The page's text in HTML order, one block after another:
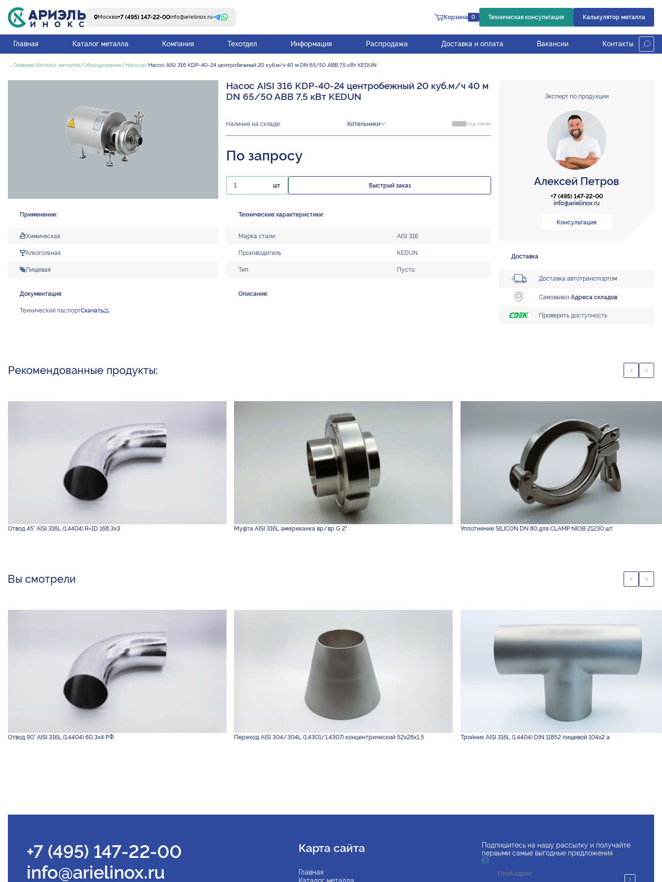
Москва+7 (495) 147-22-00info@arielinox.ru Корзина 0 Техническая консультация Калькулятор металла
Главная Каталог металла Компания Техотдел Информация Распродажа Доставка и оплата Вакансии Контакты
... Главная Каталог металла Оборудование Насосы Насос AISI 316 KDP-40-24 центробежный 20 куб.м/ч 40 м DN 65/50 ABB 7,5 кВт KEDUN
Насос AISI 316 KDP-40-24 центробежный 20 куб.м/ч 40 м
DN 65/50 ABB 7,5 кВт KEDUN
Наличие на складе: Котельники под заказ
По запросу
шт Быстрый заказ
Применение:
Химическая
Алкогольная
Пищевая
Документация:
Технический паспортСкачать
Технические характеристики:
Марка стали: AISI 316
Производитель: KEDUN
Тип: Пусто
Описание:
Эксперт по продукции
Алексей Петров
+7 (495) 147-22-00
info@arielinox.ru
Консультация
Доставка
Доставка автотранспортом
СамовывозАдреса складов
Проверить доступность
Рекомендованные продукты:
Отвод 45° AISI 316L (1.4404) R=1D 168,3х3 Муфта AISI 316L американка вр/вр G 2" Уплотнение SILICON DN 80 для CLAMP NIOB 21230 шт
Вы смотрели
Отвод 90° AISI 316L (1.4404) 60,3х4 РФ Переход AISI 304/304L (1.4301/1.4307) концентрический 52х28х1,5 Тройник AISI 316L (1.4404) DIN 11852 пищевой 104х2 а
Подпишитесь на нашу рассылку и получайте
первыми самые выгодные предложения
+7 (495) 147-22-00
info@arielinox.ru
Карта сайта
Главная